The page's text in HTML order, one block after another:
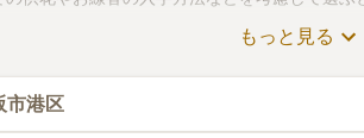
もっと見る
市港区